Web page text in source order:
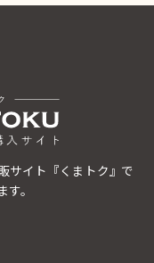
サイト『くまトク』で
。